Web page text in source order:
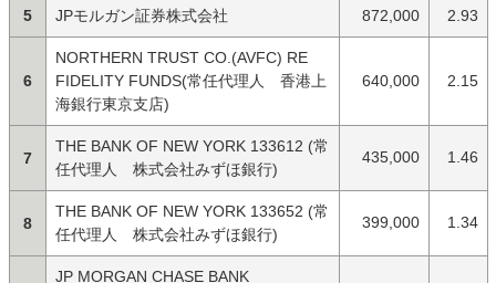
5 JPモルガン証券株式会社 872,000 2.93
6
NORTHERN TRUST CO.(AVFC) RE
FIDELITY FUNDS(常任代理人 香港上
海銀行東京支店)
640,000 2.15
7
THE BANK OF NEW YORK 133612 (常
任代理人 株式会社みずほ銀行)
435,000 1.46
8
THE BANK OF NEW YORK 133652 (常
任代理人 株式会社みずほ銀行)
399,000 1.34
JP MORGAN CHASE BANK